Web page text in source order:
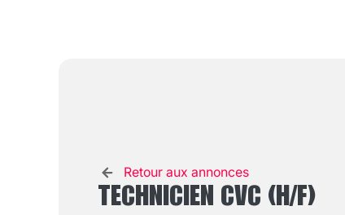
Retour aux annonces
TECHNICIEN CVC (H/F)